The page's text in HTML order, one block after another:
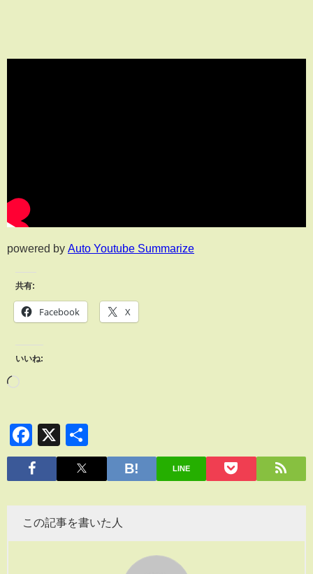
powered by Auto Youtube Summarize
共有:
Facebook X
いいね:
Facebook
X
有
LINE
この記事を書いた人